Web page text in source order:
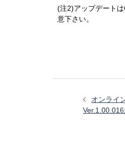
(注2)アップデート
意下さい。
オンライ
Ver.1.00.016